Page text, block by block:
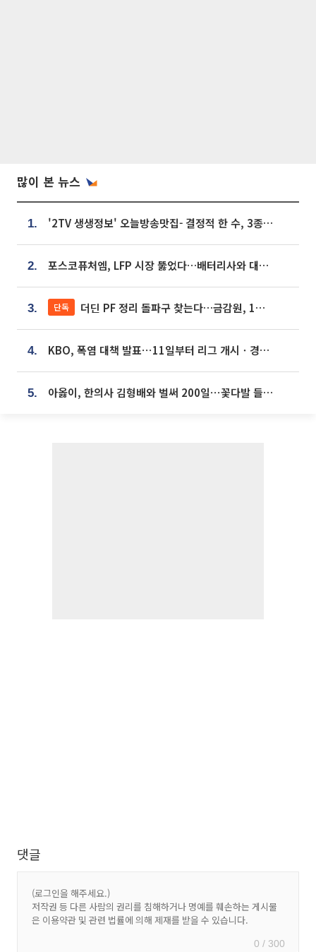
많이 본 뉴스
1. '2TV 생생정보' 오늘방송맛집- 결정적 한 수, 3종 메밀면! 메밀 소바 맛집 '의○○○○'
2. 포스코퓨처엠, LFP 시장 뚫었다…배터리사와 대규모 장기 공급 합의
3. 단독 더딘 PF 정리 돌파구 찾는다…금감원, 1년 반 만에 매각설명회 재개
4. KBO, 폭염 대책 발표⋯11일부터 리그 개시ㆍ경기 오후 7시 시작
5. 아옳이, 한의사 김형배와 벌써 200일⋯꽃다발 들고 "프러포즈 아냐"
댓글
0 / 300